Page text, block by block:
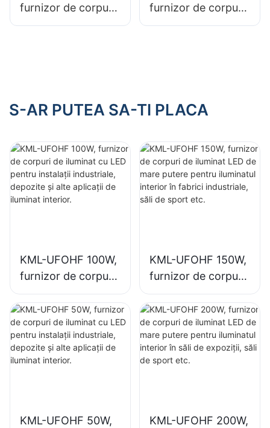
furnizor de corpuri
de iluminat LED de
furnizor de corpuri
de iluminat LED de
S-AR PUTEA SA-TI PLACA
KML-UFOHF 100W,
furnizor de corpuri
de iluminat cu LED
pentru instalații
industriale,
depozite și alte
aplicații de iluminat
KML-UFOHF 150W,
furnizor de corpuri
de iluminat LED de
mare putere pentru
iluminatul interior în
fabrici industriale,
săli de sport etc.
KML-UFOHF 50W,
KML-UFOHF 200W,